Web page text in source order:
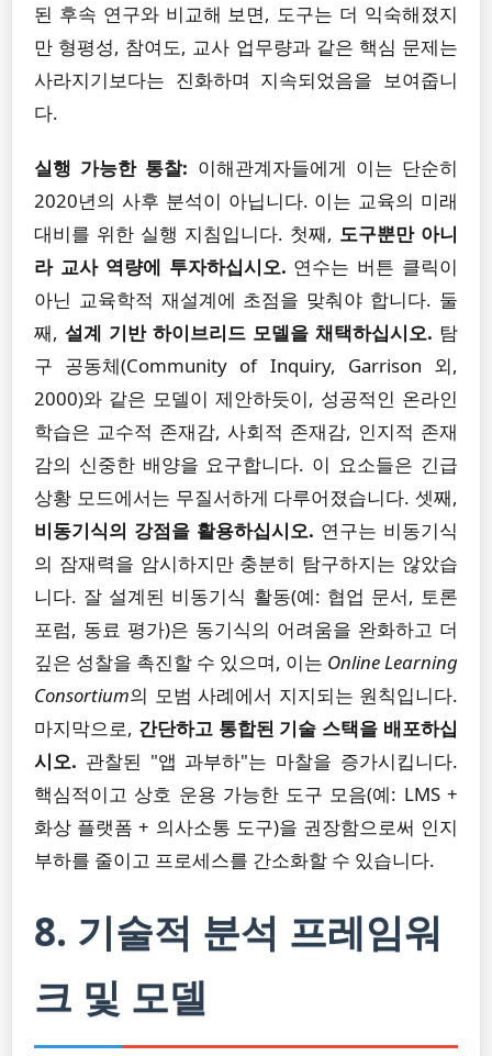
된 후속 연구와 비교해 보면, 도구는 더 익숙해졌지
만 형평성, 참여도, 교사 업무량과 같은 핵심 문제는
사라지기보다는 진화하며 지속되었음을 보여줍니
다.
실행 가능한 통찰: 이해관계자들에게 이는 단순히
2020년의 사후 분석이 아닙니다. 이는 교육의 미래
대비를 위한 실행 지침입니다. 첫째, 도구뿐만 아니
라 교사 역량에 투자하십시오. 연수는 버튼 클릭이
아닌 교육학적 재설계에 초점을 맞춰야 합니다. 둘
째, 설계 기반 하이브리드 모델을 채택하십시오. 탐
구 공동체(Community of Inquiry, Garrison 외,
2000)와 같은 모델이 제안하듯이, 성공적인 온라인
학습은 교수적 존재감, 사회적 존재감, 인지적 존재
감의 신중한 배양을 요구합니다. 이 요소들은 긴급
상황 모드에서는 무질서하게 다루어졌습니다. 셋째,
비동기식의 강점을 활용하십시오. 연구는 비동기식
의 잠재력을 암시하지만 충분히 탐구하지는 않았습
니다. 잘 설계된 비동기식 활동(예: 협업 문서, 토론
포럼, 동료 평가)은 동기식의 어려움을 완화하고 더
깊은 성찰을 촉진할 수 있으며, 이는 Online Learning
Consortium의 모범 사례에서 지지되는 원칙입니다.
마지막으로, 간단하고 통합된 기술 스택을 배포하십
시오. 관찰된 "앱 과부하"는 마찰을 증가시킵니다.
핵심적이고 상호 운용 가능한 도구 모음(예: LMS +
화상 플랫폼 + 의사소통 도구)을 권장함으로써 인지
부하를 줄이고 프로세스를 간소화할 수 있습니다.
8. 기술적 분석 프레임워
크 및 모델